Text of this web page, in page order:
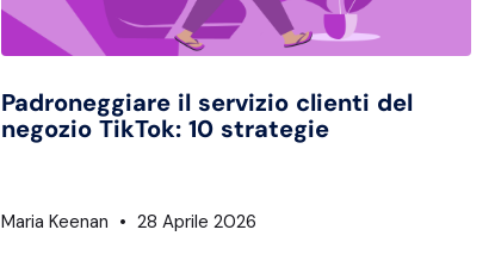
Padroneggiare il servizio clienti del
negozio TikTok: 10 strategie
Maria Keenan 28 Aprile 2026